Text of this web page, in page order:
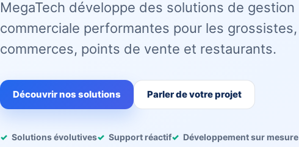
MegaTech développe des solutions de gestion
commerciale performantes pour les grossistes,
commerces, points de vente et restaurants.
Découvrir nos solutions Parler de votre projet
Solutions évolutives Support réactif Développement sur mesure